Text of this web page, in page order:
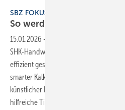
SBZ FOKUS Digitalisierung 2025
So werden SHK-Betriebe
15.01.2026 -
SHK-Handwerksbetriebe ihre Abläufe
effizient gestalten und
smarter Kalkulation über innovative
künstlicher Intelligenz – dieser SBZ-
hilfreiche Tipps und inspirierende